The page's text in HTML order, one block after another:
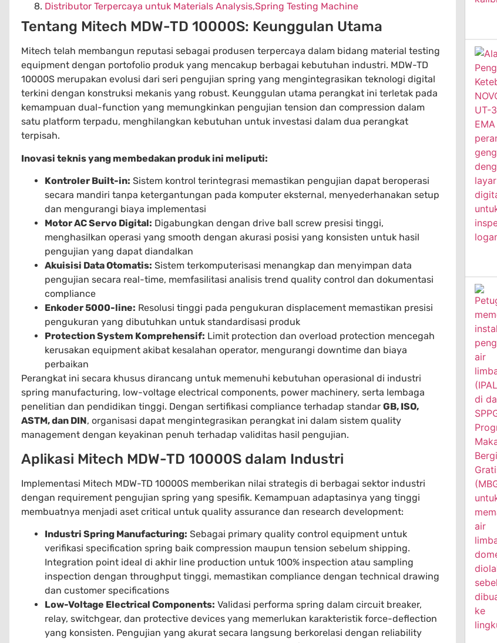
Distributor Terpercaya untuk Materials Analysis,Spring Testing Machine
Tentang Mitech MDW-TD 10000S: Keunggulan Utama
Mitech telah membangun reputasi sebagai produsen terpercaya dalam bidang material testing
equipment dengan portofolio produk yang mencakup berbagai kebutuhan industri. MDW-TD
10000S merupakan evolusi dari seri pengujian spring yang mengintegrasikan teknologi digital
terkini dengan konstruksi mekanis yang robust. Keunggulan utama perangkat ini terletak pada
kemampuan dual-function yang memungkinkan pengujian tension dan compression dalam
satu platform terpadu, menghilangkan kebutuhan untuk investasi dalam dua perangkat
terpisah.
Inovasi teknis yang membedakan produk ini meliputi:
Kontroler Built-in: Sistem kontrol terintegrasi memastikan pengujian dapat beroperasi
secara mandiri tanpa ketergantungan pada komputer eksternal, menyederhanakan setup
dan mengurangi biaya implementasi
Motor AC Servo Digital: Digabungkan dengan drive ball screw presisi tinggi,
menghasilkan operasi yang smooth dengan akurasi posisi yang konsisten untuk hasil
pengujian yang dapat diandalkan
Akuisisi Data Otomatis: Sistem terkomputerisasi menangkap dan menyimpan data
pengujian secara real-time, memfasilitasi analisis trend quality control dan dokumentasi
compliance
Enkoder 5000-line: Resolusi tinggi pada pengukuran displacement memastikan presisi
pengukuran yang dibutuhkan untuk standardisasi produk
Protection System Komprehensif: Limit protection dan overload protection mencegah
kerusakan equipment akibat kesalahan operator, mengurangi downtime dan biaya
perbaikan
Perangkat ini secara khusus dirancang untuk memenuhi kebutuhan operasional di industri
spring manufacturing, low-voltage electrical components, power machinery, serta lembaga
penelitian dan pendidikan tinggi. Dengan sertifikasi compliance terhadap standar GB, ISO,
ASTM, dan DIN, organisasi dapat mengintegrasikan perangkat ini dalam sistem quality
management dengan keyakinan penuh terhadap validitas hasil pengujian.
Aplikasi Mitech MDW-TD 10000S dalam Industri
Implementasi Mitech MDW-TD 10000S memberikan nilai strategis di berbagai sektor industri
dengan requirement pengujian spring yang spesifik. Kemampuan adaptasinya yang tinggi
membuatnya menjadi aset critical untuk quality assurance dan research development:
Industri Spring Manufacturing: Sebagai primary quality control equipment untuk
verifikasi specification spring baik compression maupun tension sebelum shipping.
Integration point ideal di akhir line production untuk 100% inspection atau sampling
inspection dengan throughput tinggi, memastikan compliance dengan technical drawing
dan customer specifications
Low-Voltage Electrical Components: Validasi performa spring dalam circuit breaker,
relay, switchgear, dan protective devices yang memerlukan karakteristik force-deflection
yang konsisten. Pengujian yang akurat secara langsung berkorelasi dengan reliability